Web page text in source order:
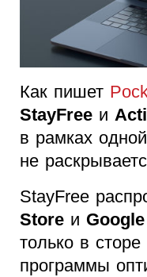
Как пишет
StayFree и
в рамках
не
StayFree
Store и
только в
программы